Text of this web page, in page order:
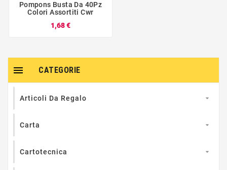
Pompons Busta Da 40Pz
Colori Assortiti Cwr
1,68 €
CATEGORIE

Articoli Da Regalo 
Carta 
Cartotecnica 